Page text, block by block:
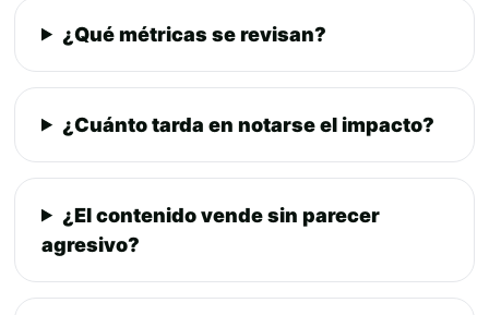
¿Qué métricas se revisan?
¿Cuánto tarda en notarse el impacto?
¿El contenido vende sin parecer
agresivo?